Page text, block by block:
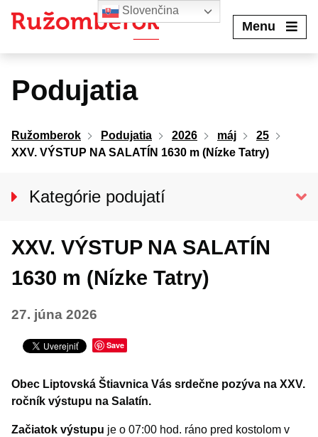
Menu
Podujatia
Ružomberok Podujatia 2026 máj
25
XXV. VÝSTUP NA SALATÍN 1630 m (Nízke Tatry)
Kategórie podujatí
Kino Kultúra
Divadlo
Šport
TURISTIKA
Iné podujatia
XXV. VÝSTUP NA SALATÍN
1630 m (Nízke Tatry)
27. júna 2026
Save
Obec Liptovská Štiavnica Vás srdečne pozýva na XXV.
ročník výstupu na Salatín.
Začiatok výstupu je o 07:00 hod. ráno pred kostolom v
Slovenčina